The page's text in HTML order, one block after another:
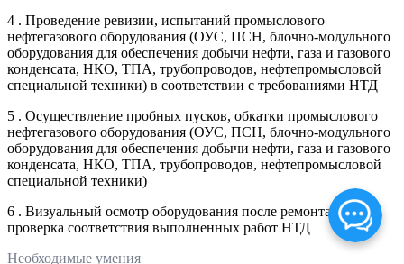
4 . Проведение ревизии, испытаний промыслового
нефтегазового оборудования (ОУС, ПСН, блочно-модульного
оборудования для обеспечения добычи нефти, газа и газового
конденсата, НКО, ТПА, трубопроводов, нефтепромысловой
специальной техники) в соответствии с требованиями НТД
5 . Осуществление пробных пусков, обкатки промыслового
нефтегазового оборудования (ОУС, ПСН, блочно-модульного
оборудования для обеспечения добычи нефти, газа и газового
конденсата, НКО, ТПА, трубопроводов, нефтепромысловой
специальной техники)
6 . Визуальный осмотр оборудования после ремонта и
проверка соответствия выполненных работ НТД
Необходимые умения